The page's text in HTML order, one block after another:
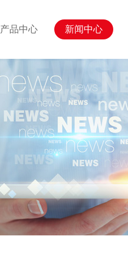
产品中心 新闻中心